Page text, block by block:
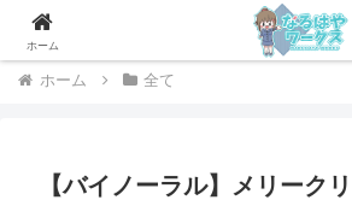
社会人のためのお役立ちメデ
ホーム 全て
【バイノーラル】メリーク
ホーム